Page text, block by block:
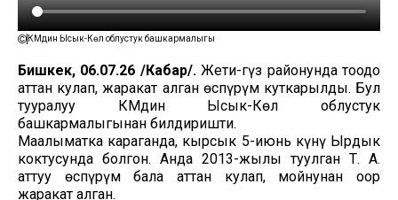
ӨКМдин Ысык-Көл облустук башкармалыгы
Бишкек, 06.07.26 /Кабар/.Жети-Өгүз районунда тоодо
аттан кулап, жаракат алган өспүрүм куткарылды. Бул
тууралуу ӨКМдин Ысык-Көл облустук
башкармалыгынан билдиришти.
Маалыматка караганда, кырсык 5-июнь күнү Ырдык
коктусунда болгон. Анда 2013-жылы туулган Т. А.
аттуу өспүрүм бала аттан кулап, мойнунан оор
жаракат алган.